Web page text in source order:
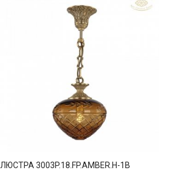
ЛЮСТРА 3003P.18.FP.AMBER.H-1B